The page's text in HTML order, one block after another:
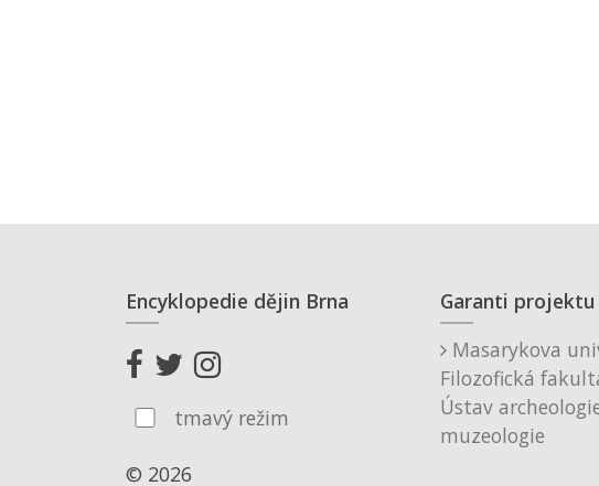
Encyklopedie dějin Brna
tmavý režim
© 2026
Garanti projektu
Masarykova
Filozofická
Ústav
muzeologie